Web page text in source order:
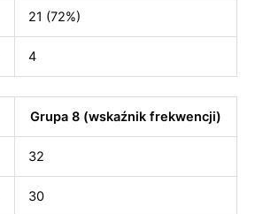
21 (72%)
4
Grupa 8 (wskaźnik frekwencji)
32
30